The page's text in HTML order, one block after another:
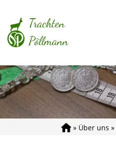
Trachten
Pöllmann
» Über uns »